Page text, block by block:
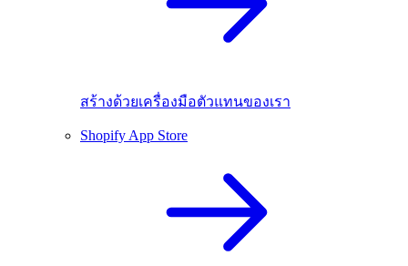
สร้างด้วยเครื่องมือตัวแทนของเรา
Shopify App Store